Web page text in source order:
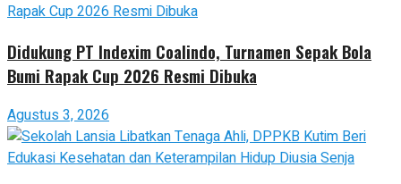
Didukung PT Indexim Coalindo, Turnamen Sepak Bola
Bumi Rapak Cup 2026 Resmi Dibuka
Agustus 3, 2026